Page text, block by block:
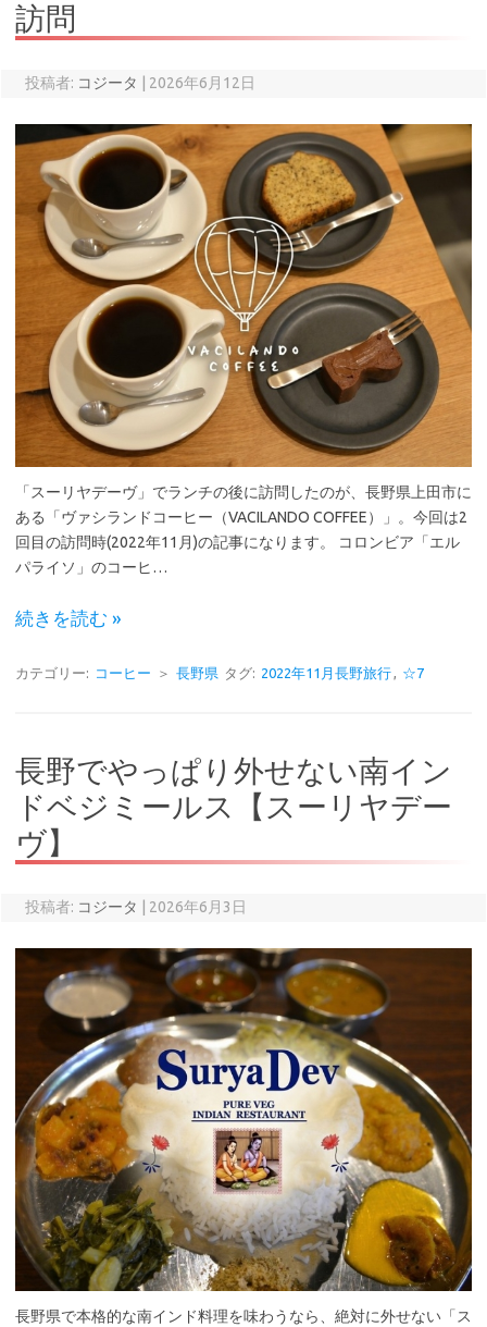
訪問
投稿者: コジータ 2026年6月12日
「スーリヤデーヴ」でランチの後に訪問したのが、長野県上田市に
ある「ヴァシランドコーヒー（VACILANDO COFFEE）」。今回は2
回目の訪問時(2022年11月)の記事になります。 コロンビア「エル
パライソ」のコーヒ…
続きを読む »
カテゴリー: コーヒー ＞ 長野県 タグ: 2022年11月長野旅行, ☆7
長野でやっぱり外せない南イン
ドベジミールス【スーリヤデー
ヴ】
投稿者: コジータ 2026年6月3日
長野県で本格的な南インド料理を味わうなら、絶対に外せない「ス